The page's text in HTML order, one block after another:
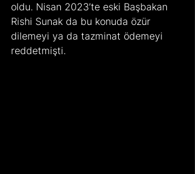
oldu. Nisan 2023’te eski Başbakan
Rishi Sunak da bu konuda özür
dilemeyi ya da tazminat ödemeyi
reddetmişti.